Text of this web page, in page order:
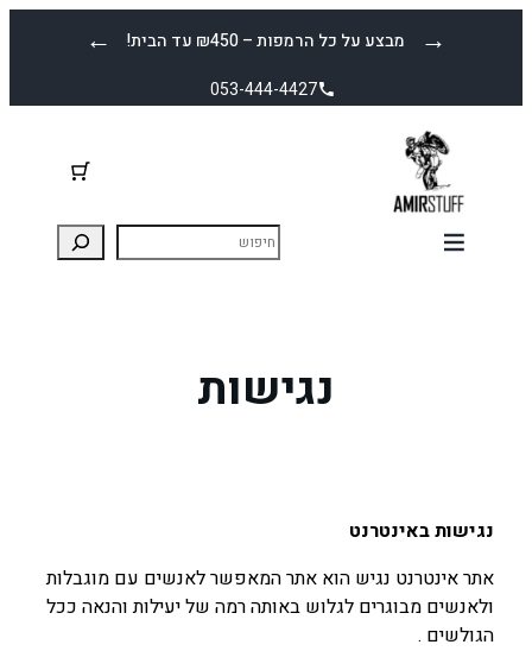
← מבצע על כל הרמפות – ₪450 עד הבית! →
053-444-4427
נגישות
נגישות באינטרנט
אתר אינטרנט נגיש הוא אתר המאפשר לאנשים עם מוגבלות
ולאנשים מבוגרים לגלוש באותה רמה של יעילות והנאה ככל
הגולשים .